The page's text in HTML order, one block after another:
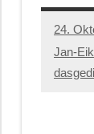
24.
Jan-